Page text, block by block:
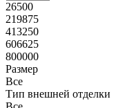
26500
219875
413250
606625
800000
Размер
Все
Тип внешней отделки